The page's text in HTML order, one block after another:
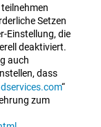
Setzen
Einstellung, die
deaktiviert.
auch
dass
“
zum